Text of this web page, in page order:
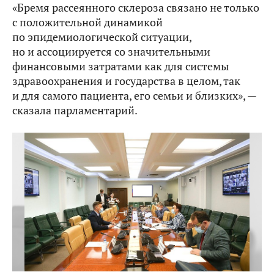
«Бремя рассеянного склероза связано не только
с положительной динамикой
по эпидемиологической ситуации,
но и ассоциируется со значительными
финансовыми затратами как для системы
здравоохранения и государства в целом, так
и для самого пациента, его семьи и близких», —
сказала парламентарий.